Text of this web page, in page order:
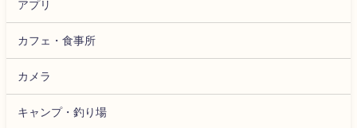
アプリ
カフェ・食事所
カメラ
キャンプ・釣り場